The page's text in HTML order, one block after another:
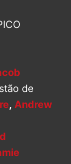
de
, Andrew